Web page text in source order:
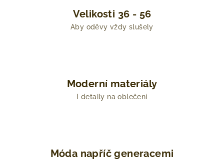
Velikosti 36 - 56
Aby oděvy vždy slušely
Moderní materiály
I detaily na oblečení
Móda napříč generacemi